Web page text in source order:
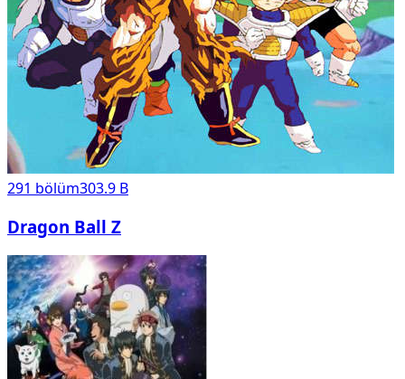
291 bölüm303.9 B
Dragon Ball Z